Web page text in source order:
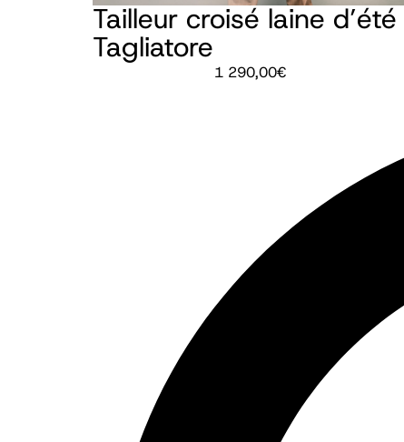
Tailleur croisé laine d’été
Tagliatore
1 290,00€